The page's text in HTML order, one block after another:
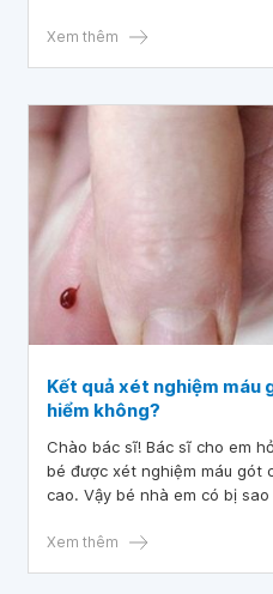
Xem thêm
Kết quả xét nghiệm máu
hiểm không?
Chào bác sĩ! Bác sĩ cho em
bé được xét nghiệm máu gót
cao. Vậy bé nhà em có bị
Xem thêm